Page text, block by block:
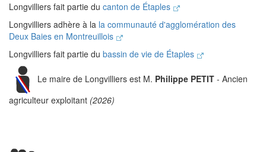
Longvilliers fait partie du canton de Étaples
Longvilliers adhère à la la communauté d'agglomération des
Deux Baies en Montreuillois
Longvilliers fait partie du bassin de vie de Étaples
Le maire de Longvilliers est M. Philippe PETIT - Ancien
agriculteur exploitant (2026)